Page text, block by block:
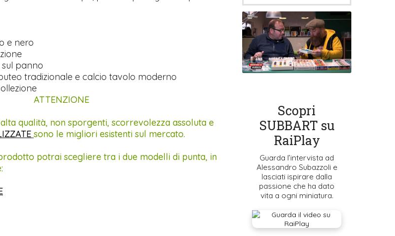
e nero
panno
tradizionale e calcio tavolo moderno
ATTENZIONE
qualità, non sporgenti, scorrevolezza assoluta e
sono le migliori esistenti sul mercato.
potrai scegliere tra i due modelli di punta, in
Scopri
SUBBART su
RaiPlay
Guarda l’intervista ad
Alessandro Subazzoli e
lasciati ispirare dalla
passione che ha dato
vita a ogni miniatura.